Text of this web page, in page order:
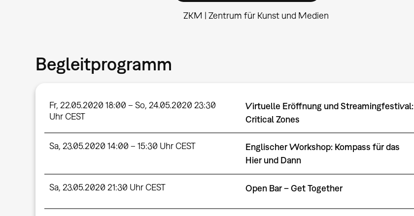
ZKM | Zentrum für Kunst und Medien
Begleitprogramm
Fr, 22.05.2020 18:00 – So, 24.05.2020 23:30
Uhr CEST
Virtuelle Eröffnung und Streamingfestival:
Critical Zones
Sa, 23.05.2020 14:00 – 15:30 Uhr CEST
Englischer Workshop: Kompass für das
Hier und Dann
Sa, 23.05.2020 21:30 Uhr CEST Open Bar – Get Together